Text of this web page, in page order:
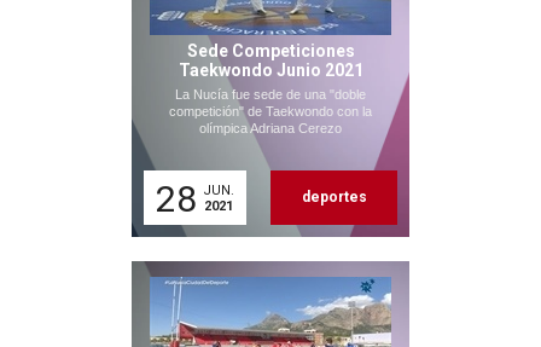
Sede Competiciones
Taekwondo Junio 2021
La Nucía fue sede de una "doble
competición" de Taekwondo con la
olímpica Adriana Cerezo
28 JUN.
2021
deportes